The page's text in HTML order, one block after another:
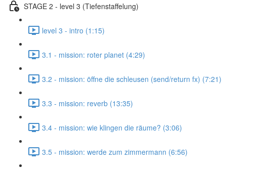
STAGE 2 - level 3 (Tiefenstaffelung)
level 3 - intro (1:15)
3.1 - mission: roter planet (4:29)
3.2 - mission: öffne die schleusen (send/return fx) (7:21)
3.3 - mission: reverb (13:35)
3.4 - mission: wie klingen die räume? (3:06)
3.5 - mission: werde zum zimmermann (6:56)